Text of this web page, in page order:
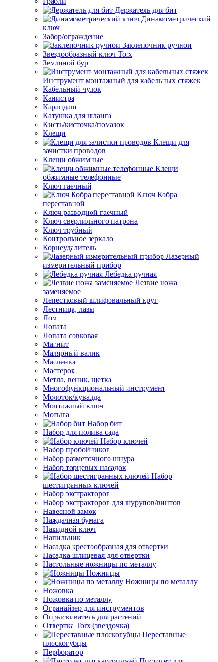
Держатель для бит
Динамометрический
ключ
Забор/ограждение
Заклепочник ручной
Звездообразный ключ Torx
Земляной бур
Инструмент монтажный для кабельных стяжек
Кабельный чулок
Канистра
Карандаш
Катушка для шланга
Кисть/кисточка/помазок
Клещи
Клещи для
зачистки проводов
Клещи обжимные
Клещи
обжимные телефонные
Ключ гаечный
Ключ Кобра
переставной
Ключ разводной гаечный
Ключ сверлильного патрона
Ключ трубный
Контрольное зеркало
Корнеудалитель
Лазерный
измерительный прибор
Лебедка ручная
Лезвие ножа
заменяемое
Лепестковый шлифовальный круг
Лестница, лазы
Лом
Лопата
Лопата совковая
Магнит
Малярный валик
Масленка
Мастерок
Метла, веник, щетка
Многофункциональный инструмент
Молоток/кувалда
Монтажный ключ
Мотыга
Набор бит
Набор для полива сада
Набор ключей
Набор пробойников
Набор разметочного шнура
Набор торцевых насадок
Набор
шестигранных ключей
Набор экстракторов
Набор экстракторов для шурупов/винтов
Навесной замок
Наждачная бумага
Накидной ключ
Напильник
Насадка крестообразная для отвертки
Насадка шлицевая для отвертки
Настольные ножницы по металлу
Ножницы
Ножницы по металлу
Ножовка
Ножовка по металлу
Огранайзер для инструментов
Опрыскиватель для растений
Отвертка Torx (звездочка)
Переставные
плоскогубцы
Перфоратор